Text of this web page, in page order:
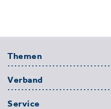
Themen
Verband
Service